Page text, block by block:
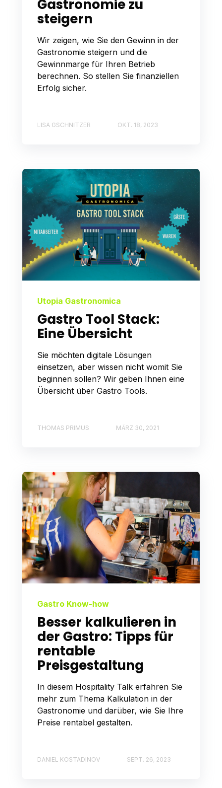
Gastronomie zu
steigern
Wir zeigen, wie Sie den Gewinn in der
Gastronomie steigern und die
Gewinnmarge für Ihren Betrieb
berechnen. So stellen Sie finanziellen
Erfolg sicher.
LISA GSCHNITZER OKT. 18, 2023
Utopia Gastronomica
Gastro Tool Stack:
Eine Übersicht
Sie möchten digitale Lösungen
einsetzen, aber wissen nicht womit Sie
beginnen sollen? Wir geben Ihnen eine
Übersicht über Gastro Tools.
THOMAS PRIMUS MÄRZ 30, 2021
Gastro Know-how
Besser kalkulieren in
der Gastro: Tipps für
rentable
Preisgestaltung
In diesem Hospitality Talk erfahren Sie
mehr zum Thema Kalkulation in der
Gastronomie und darüber, wie Sie Ihre
Preise rentabel gestalten.
DANIEL KOSTADINOV SEPT. 26, 2023